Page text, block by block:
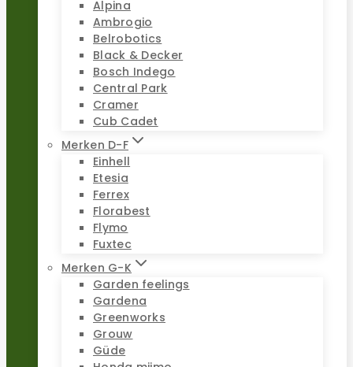
Alpina
Ambrogio
Belrobotics
Black & Decker
Bosch Indego
Central Park
Cramer
Cub Cadet
Merken D-F
Einhell
Etesia
Ferrex
Florabest
Flymo
Fuxtec
Merken G-K
Garden feelings
Gardena
Greenworks
Grouw
Güde